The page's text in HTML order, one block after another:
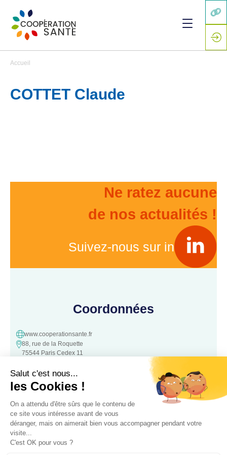
Accueil
COTTET Claude
Ne ratez aucune
de nos actualités !
Suivez-nous sur in
Coordonnées
www.cooperationsante.fr
88, rue de la Roquette
75544 Paris Cedex 11
Contact
Une question, une suggestion ?
N’hésitez pas à nous contacter :
Contacter nous